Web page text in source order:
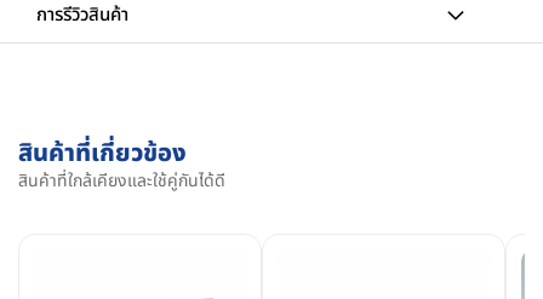
การรีวิวสินค้า
สินค้าที่เกี่ยวข้อง
สินค้าที่ใกล้เคียงและใช้คู่กันได้ดี